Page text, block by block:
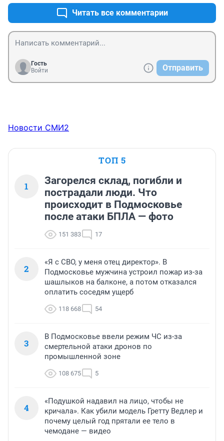
Читать все комментарии
Гость
Войти
Отправить
Новости СМИ2
ТОП 5
1
Загорелся склад, погибли и
пострадали люди. Что
происходит в Подмосковье
после атаки БПЛА — фото
151 383 17
2
«Я с СВО, у меня отец директор». В
Подмосковье мужчина устроил пожар из-за
шашлыков на балконе, а потом отказался
оплатить соседям ущерб
118 668 54
3
В Подмосковье ввели режим ЧС из-за
смертельной атаки дронов по
промышленной зоне
108 675 5
4
«Подушкой надавил на лицо, чтобы не
кричала». Как убили модель Гретту Ведлер и
почему целый год прятали ее тело в
чемодане — видео